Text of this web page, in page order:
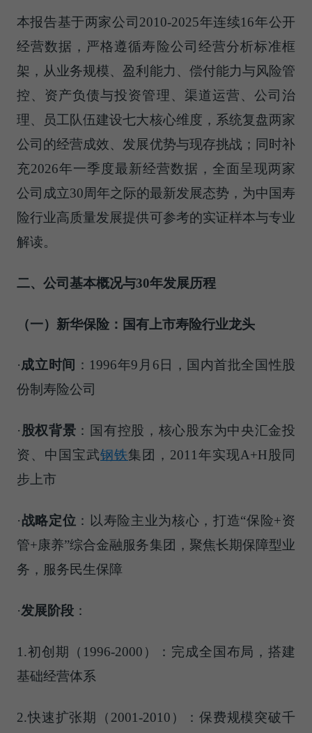
本报告基于两家公司2010-2025年连续16年公开
经营数据， 严格遵循寿险公司经营分析标准框
架，从业务规模、盈利能力、偿付能力与风险管
控、资产负债与投资管理、渠道运营、公司治
理、员工队伍建设七大核心维度，系统复盘两家
公司的经营成效、发展优势与现存挑战；同时补
充2026年一季度最新经营数据，全面呈现两家
公司成立30周年之际的最新发展态势，为中国寿
险行业高质量发展提供可参考的实证样本与专业
解读。
二、公司基本概况与30年发展历程
（一）新华保险：国有上市寿险行业龙头
·成立时间 ：1996年9月6日，国内首批全国性股
份制寿险公司
·股权背景 ：国有控股，核心股东为中央汇金投
资、中国宝武钢铁集团，2011年实现A+H股同
步上市
·战略定位 ：以寿险主业为核心，打造“保险+资
管+康养”综合金融服务集团，聚焦长期保障型业
务，服务民生保障
·发展阶段：
1.初创期（1996-2000）：完成全国布局，搭建
基础经营体系
2.快速扩张期（2001-2010）：保费规模突破千